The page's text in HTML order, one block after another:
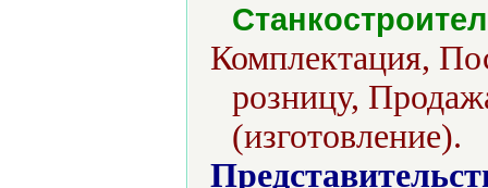
Комплектация,
розницу,
(изготовление).